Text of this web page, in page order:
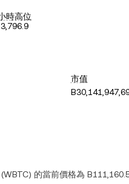
時高位
市值
(WBTC) 的當前價格為